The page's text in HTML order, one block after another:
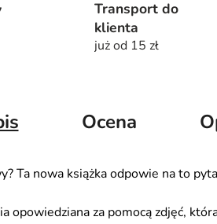
Transport do
klienta
już od 15 zł
Ocena
Ta nowa książka odpowie na to
opowiedziana za pomocą zdjęć,